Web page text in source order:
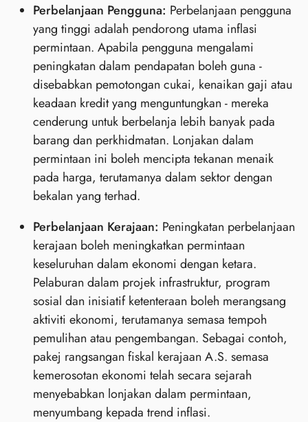
Perbelanjaan Pengguna: Perbelanjaan pengguna
yang tinggi adalah pendorong utama inflasi
permintaan. Apabila pengguna mengalami
peningkatan dalam pendapatan boleh guna -
disebabkan pemotongan cukai, kenaikan gaji atau
keadaan kredit yang menguntungkan - mereka
cenderung untuk berbelanja lebih banyak pada
barang dan perkhidmatan. Lonjakan dalam
permintaan ini boleh mencipta tekanan menaik
pada harga, terutamanya dalam sektor dengan
bekalan yang terhad.
Perbelanjaan Kerajaan: Peningkatan perbelanjaan
kerajaan boleh meningkatkan permintaan
keseluruhan dalam ekonomi dengan ketara.
Pelaburan dalam projek infrastruktur, program
sosial dan inisiatif ketenteraan boleh merangsang
aktiviti ekonomi, terutamanya semasa tempoh
pemulihan atau pengembangan. Sebagai contoh,
pakej rangsangan fiskal kerajaan A.S. semasa
kemerosotan ekonomi telah secara sejarah
menyebabkan lonjakan dalam permintaan,
menyumbang kepada trend inflasi.